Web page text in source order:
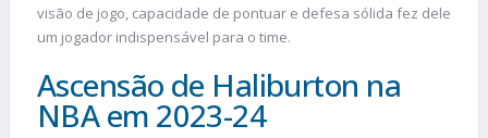
visão de jogo, capacidade de pontuar e defesa sólida fez dele
um jogador indispensável para o time.
Ascensão de Haliburton na
NBA em 2023-24